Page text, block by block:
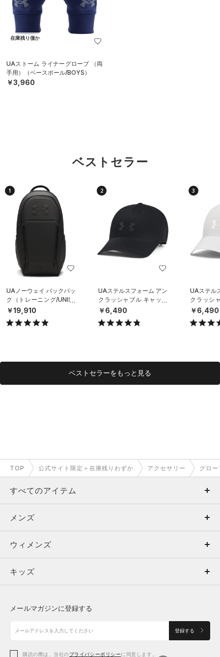
在庫残り僅か
UAストーム ライナーグローブ （両
手用）（ベースボール/BOYS）
￥3,960
ベストセラー
1
UAノーウェイ バックパッ
ク（トレーニング/UNISE
X）
￥19,910
2
UAステルスフォーム アン
クラッシャブル キャップ
（ライフスタイル/UNISE
￥6,490
3
UAステル
クラッシ
（ライフ
￥6,490
ベストセラーをもっと見る
TOP 公式サイト限定＋在庫残りわずか アクセサリー グロ
すべてのアイテム
メンズ
ウィメンズ
キッズ
アクセサリー
メンズ
トップス
ボトムス
アクセサリー
ウィメンズ
トップス
シューズ
アクセサリー
キッズ
シューズ
メールマガジンに登録する
登録する
購読の際は、当社のプライバシーポリシーに同意します。